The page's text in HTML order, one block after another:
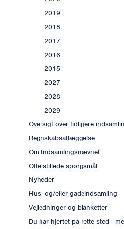
2019
2018
2017
2016
2015
2027
2028
2029
Oversigt over tidligere
Regnskabsaflæggelse
Om Indsamlingsnævnet
Ofte stillede spørgsmål
Nyheder
Hus- og/eller gadeindsamling
Vejledninger og blanketter
Du har hjertet på rette sted -